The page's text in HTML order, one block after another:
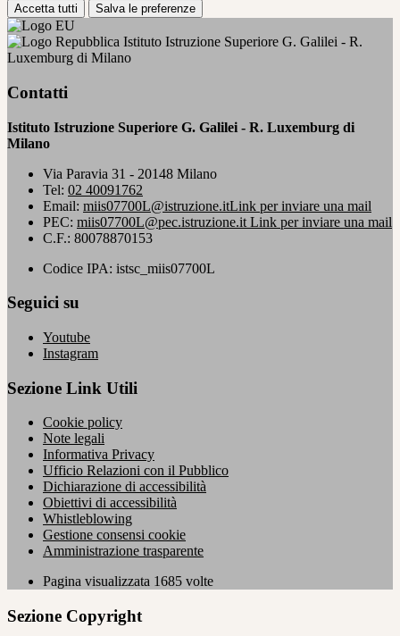
Accetta tutti Salva le preferenze
Istituto Istruzione Superiore G. Galilei - R.
Luxemburg di Milano
Contatti
Istituto Istruzione Superiore G. Galilei - R. Luxemburg di
Milano
Via Paravia 31 - 20148 Milano
Tel: 02 40091762
Email: miis07700L@istruzione.itLink per inviare una mail
PEC: miis07700L@pec.istruzione.it Link per inviare una mail
C.F.: 80078870153
Codice IPA: istsc_miis07700L
Seguici su
Youtube
Instagram
Sezione Link Utili
Cookie policy
Note legali
Informativa Privacy
Ufficio Relazioni con il Pubblico
Dichiarazione di accessibilità
Obiettivi di accessibilità
Whistleblowing
Gestione consensi cookie
Amministrazione trasparente
Pagina visualizzata 1685 volte
Sezione Copyright